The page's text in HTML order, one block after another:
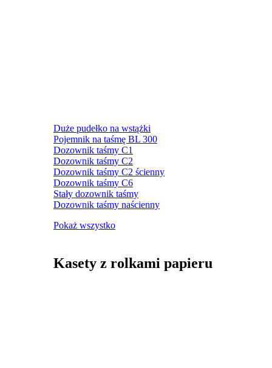
Duże pudełko na wstążki
Pojemnik na taśmę BL 300
Dozownik taśmy C1
Dozownik taśmy C2
Dozownik taśmy C2 ścienny
Dozownik taśmy C6
Stały dozownik taśmy
Dozownik taśmy naścienny
Pokaż wszystko
Kasety z rolkami papieru